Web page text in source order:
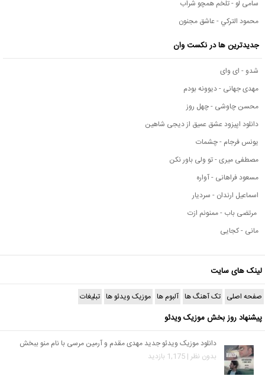
سامی لو - تلخم همچو شراب
محمود التركي - عاشق مجنون
جدیدترین ها در نکست وان
شدو - ای وای
مهدی جهانی - دیوونه بودم
محسن چاوشی - چهل روز
دانلود اپیزود عشق عمیق از دیجی شاهین
یونس فرجام - چشمات
مصطفی میری - تو ولی باور نکن
مسعود فراهانی - آواره
اسماعیل ارندان - سردیار
مرتضی باب - ممنونم ازت
مانی - کجایی
لینک های سایت
صفحه اصلی تک آهنگ ها آلبوم ها موزیک ویدئو ها تبلیغات
پیشنهاد روز بخش موزیک ویدئو
دانلود موزیک ویدئو جدید مهدی مقدم و آرمین مرسی با نام منو ببخش
بدون نظر | 1,175 بازدید